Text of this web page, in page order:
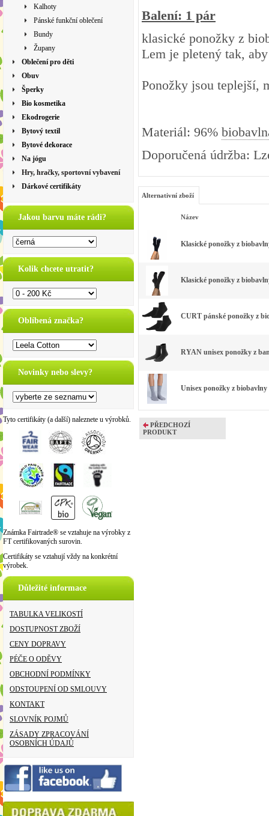
Kalhoty
Pánské funkční oblečení
Bundy
Župany
Oblečení pro děti
Obuv
Šperky
Bio kosmetika
Ekodrogerie
Bytový textil
Bytové dekorace
Na jógu
Hry, hračky, sportovní vybavení
Dárkové certifikáty
Jakou barvu máte rádi?
Kolik chcete utratit?
Oblíbená značka?
Novinky nebo slevy?
Tyto certifikáty (a další) naleznete u výrobků.
Známka Fairtrade® se vztahuje na výrobky z
FT certifikovaných surovin.
Certifikáty se vztahují vždy na konkrétní
výrobek.
Důležité informace
TABULKA VELIKOSTÍ
DOSTUPNOST ZBOŽÍ
CENY DOPRAVY
PÉČE O ODĚVY
OBCHODNÍ PODMÍNKY
ODSTOUPENÍ OD SMLOUVY
KONTAKT
SLOVNÍK POJMŮ
ZÁSADY ZPRACOVÁNÍ
OSOBNÍCH ÚDAJŮ
Balení: 1 pár
klasické ponožky z
Lem je pletený tak,
Ponožky jsou teplejší,
Materiál: 96%
Doporučená údržba:
Alternativní zboží
Název
Klasické ponožky z
Klasické ponožky z
CURT pánské ponožky z
RYAN unisex ponožky z
Unisex ponožky z biobavlny
PŘEDCHOZÍ
PRODUKT